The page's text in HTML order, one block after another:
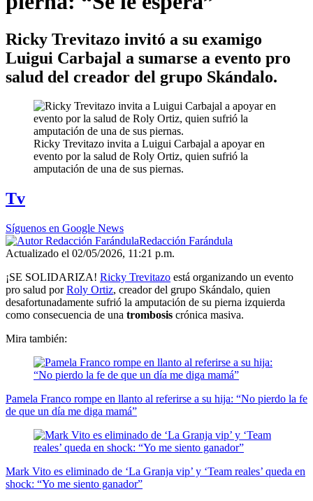
Ricky Trevitazo invitó a su examigo
Luigui Carbajal a sumarse a evento pro
salud del creador del grupo Skándalo.
Ricky Trevitazo invita a Luigui Carbajal a apoyar en
evento por la salud de Roly Ortiz, quien sufrió la
amputación de una de sus piernas.
Tv
Síguenos en Google News
Redacción Farándula
Actualizado el 02/05/2026, 11:21 p.m.
¡SE SOLIDARIZA! Ricky Trevitazo está organizando un evento
pro salud porRoly Ortiz, creador del grupo Skándalo, quien
desafortunadamente sufrió la amputación de su pierna izquierda
como consecuencia de una trombosis crónica masiva.
Mira también:
Pamela Franco rompe en llanto al referirse a su hija: “No pierdo la fe
de que un día me diga mamá”
Mark Vito es eliminado de ‘La Granja vip’ y ‘Team reales’ queda en
shock: “Yo me siento ganador”